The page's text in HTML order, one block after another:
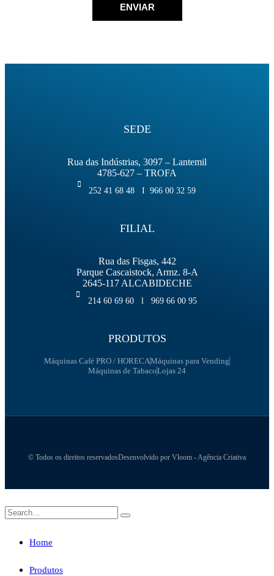
ENVIAR
SEDE
Rua das Indústrias, 3097 – Lantemil
4785-627 – TROFA
252 41 68 48 I 966 00 32 59
FILIAL
Rua das Fisgas, 442
Parque Cascaistock, Armz. 8-A
2645-117 ALCABIDECHE
214 60 69 60 l 969 66 00 95
PRODUTOS
Máquinas Café PRO / HORECAMáquinas para Vending
Máquinas de TabacoLojas 24
© Todos os direitos reservadosDesenvolvido por Vloom - Agência Criativa
Home
Produtos